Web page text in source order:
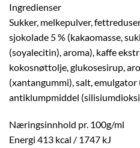
Ingredienser
Sukker, melkepulver,
sjokolade 5 % (kakaomasse,
(soyalecitin), aroma), kaffe
kokosnøttolje, glukosesirup,
(xantangummi), salt,
antiklumpmiddel
Næringsinnhold pr. 100g/ml
Energi 413 kcal / 1747 kJ